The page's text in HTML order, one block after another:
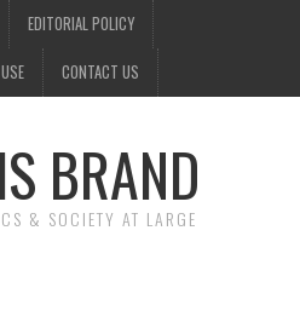
EDITORIAL POLICY
CONTACT US
BRAND
& SOCIETY AT LARGE